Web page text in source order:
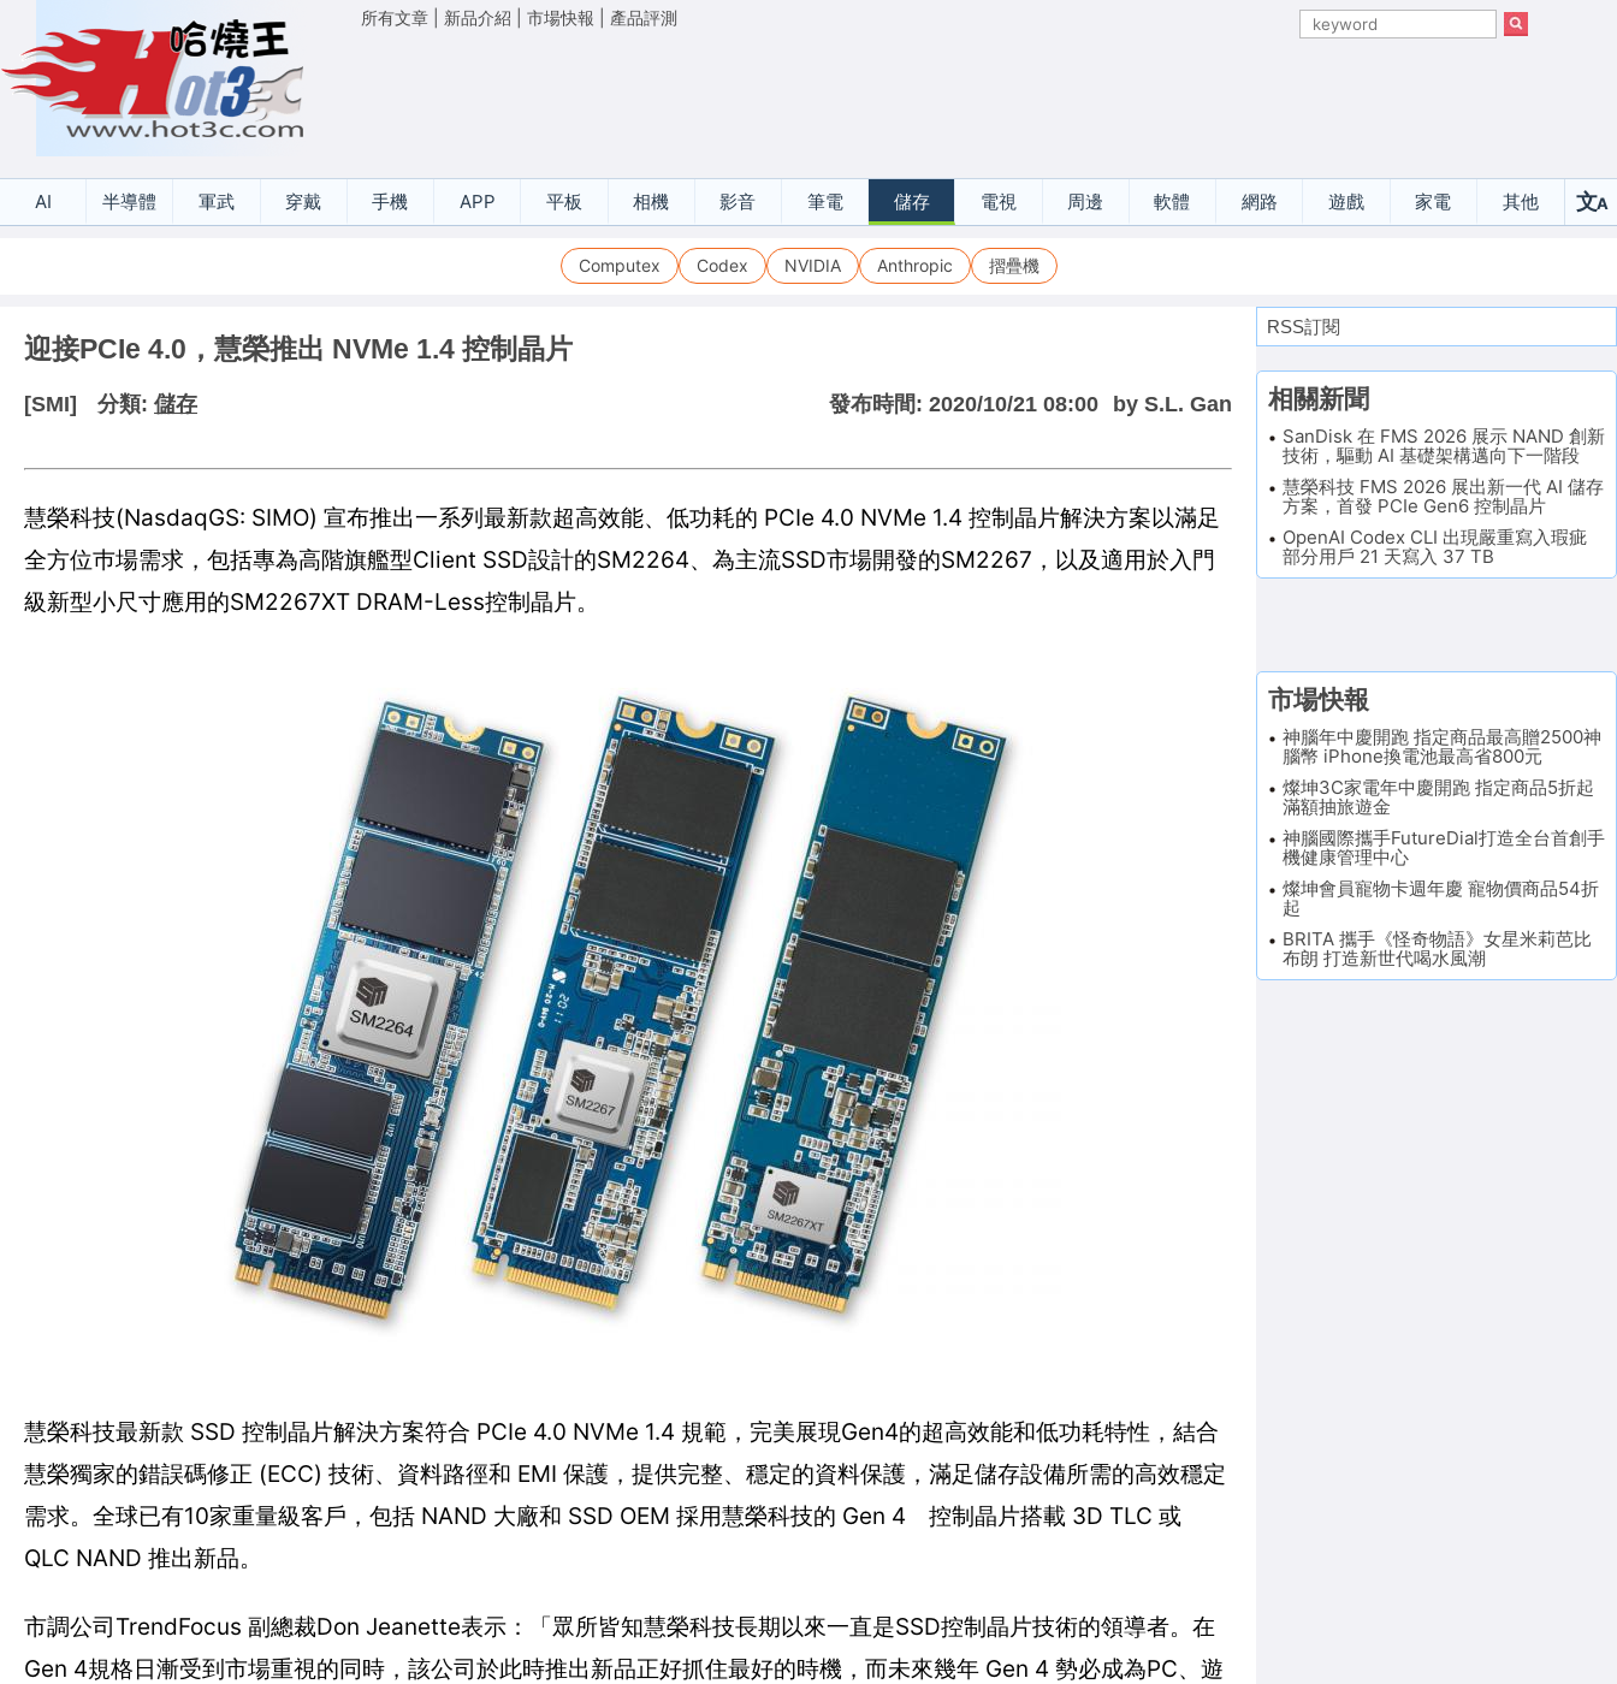
所有文章 新品介紹 市場快報 產品評測
AI 半導體 軍武 穿戴 手機 APP 平板 相機 影音 筆電 儲存 電視 周邊 軟體 網路 遊戲 家電 其他 文A
Computex Codex NVIDIA Anthropic 摺疊機
迎接PCIe 4.0，慧榮推出 NVMe 1.4 控制晶片
[SMI] 分類: 儲存 發布時間: 2020/10/21 08:00 by S.L. Gan
慧榮科技(NasdaqGS: SIMO) 宣布推出一系列最新款超高效能、低功耗的 PCIe 4.0 NVMe 1.4 控制晶片解決方案以滿足
全方位巿場需求，包括專為高階旗艦型Client SSD設計的SM2264、為主流SSD市場開發的SM2267，以及適用於入門
級新型小尺寸應用的SM2267XT DRAM-Less控制晶片。
慧榮科技最新款 SSD 控制晶片解決方案符合 PCIe 4.0 NVMe 1.4 規範，完美展現Gen4的超高效能和低功耗特性，結合
慧榮獨家的錯誤碼修正 (ECC) 技術、資料路徑和 EMI 保護，提供完整、穩定的資料保護，滿足儲存設備所需的高效穩定
需求。全球已有10家重量級客戶，包括 NAND 大廠和 SSD OEM 採用慧榮科技的 Gen 4 控制晶片搭載 3D TLC 或
QLC NAND 推出新品。
市調公司TrendFocus 副總裁Don Jeanette表示：「眾所皆知慧榮科技長期以來一直是SSD控制晶片技術的領導者。在
Gen 4規格日漸受到市場重視的同時，該公司於此時推出新品正好抓住最好的時機，而未來幾年 Gen 4 勢必成為PC、遊
RSS訂閱
相關新聞
SanDisk 在 FMS 2026 展示 NAND 創新
技術，驅動 AI 基礎架構邁向下一階段
慧榮科技 FMS 2026 展出新一代 AI 儲存
方案，首發 PCIe Gen6 控制晶片
OpenAI Codex CLI 出現嚴重寫入瑕疵
部分用戶 21 天寫入 37 TB
市場快報
神腦年中慶開跑 指定商品最高贈2500神
腦幣 iPhone換電池最高省800元
燦坤3C家電年中慶開跑 指定商品5折起
滿額抽旅遊金
神腦國際攜手FutureDial打造全台首創手
機健康管理中心
燦坤會員寵物卡週年慶 寵物價商品54折
起
BRITA 攜手《怪奇物語》女星米莉芭比
布朗 打造新世代喝水風潮